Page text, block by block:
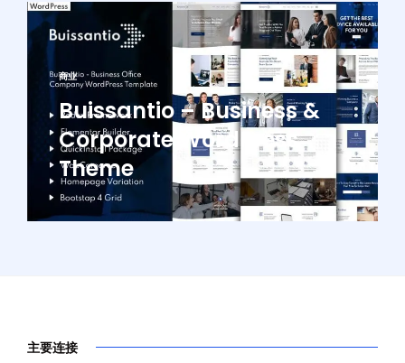
商业
Buissantio – Business &
Corporate WordPress
Theme
主要连接